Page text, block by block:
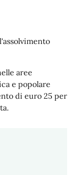
aree
e popolare
di euro 25 per